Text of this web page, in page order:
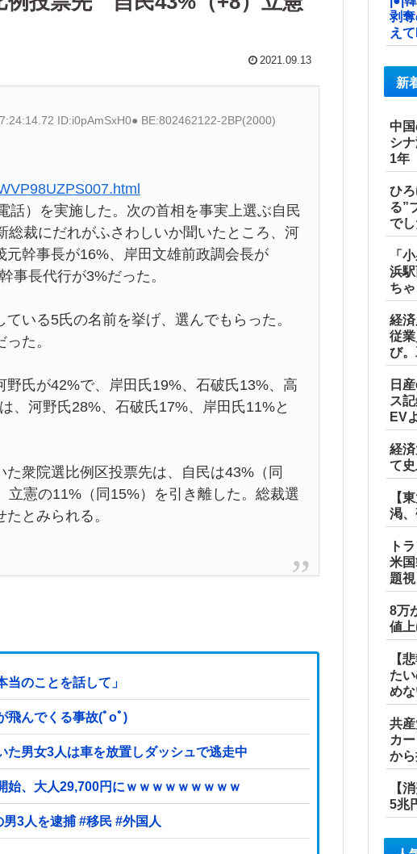
2021.09.13
ID:i0pAmSxH0● BE:802462122-2BP(2000)
話）を実施した。次の首相を事実上選ぶ自民
裁にだれがふさわしいか聞いたところ、河
幹事長が16%、岸田文雄前政調会長が
事長代行が3%だった。
いる5氏の名前を挙げ、選んでもらった。
た。
氏が42%で、岸田氏19%、石破氏13%、高
、河野氏28%、石破氏17%、岸田氏11%と
衆院選比例区投票先は、自民は43%（同
憲の11%（同15%）を引き離した。総裁選
とみられる。
のことを話して」
飛んでくる事故(ﾟoﾟ)
男女3人は車を放置しダッシュで逃走中
、大人29,700円にｗｗｗｗｗｗｗｗｗ
【ヤバい】100件以上の窃盗をしたトルコ国籍の男3人を逮捕 #移民 #外国人
剥
え
新
中
シ
1年
ひ
る”
で
「
浜
ち
経
従
び
日
ス
EV
経
て
【
渇
ト
米
題視
8万
値
【
た
めな
共
カ
から
【
5兆